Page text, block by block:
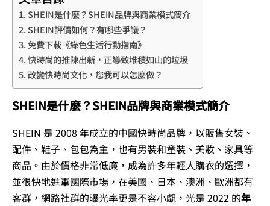
SHEIN是什麼？SHEIN品牌與商業模式簡介
SHEIN評價如何？有哪些爭議？
免費下載《綠色生活行動指南》
快時尚的推陳出新，正導致堆積如山的垃圾
改變快時尚文化，您我可以怎麼做？
SHEIN是什麼？SHEIN品牌與商業模式簡介
SHEIN 是 2008 年成立的中國快時尚品牌，以販售女裝、
配件、鞋子、包包為主，也有男裝和童裝、美妝、家具等
商品。由於價格非常低廉，成為許多年輕人購衣的選擇，
並很快地進軍國際市場，在美國、日本、澳洲、歐洲都有
客群，網路社群的曝光率更是不容小覷，光是 2022 的年